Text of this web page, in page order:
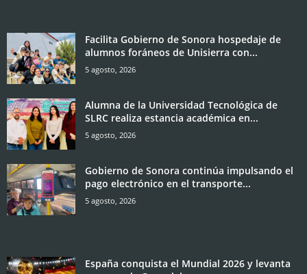
Facilita Gobierno de Sonora hospedaje de
alumnos foráneos de Unisierra con...
5 agosto, 2026
Alumna de la Universidad Tecnológica de
SLRC realiza estancia académica en...
5 agosto, 2026
Gobierno de Sonora continúa impulsando el
pago electrónico en el transporte...
5 agosto, 2026
España conquista el Mundial 2026 y levanta